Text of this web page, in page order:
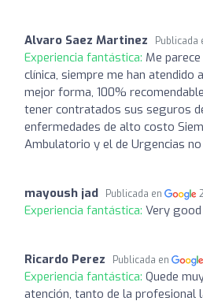
Alvaro Saez Martinez Publicada
Experiencia fantástica: Me
clínica, siempre me han atendido
mejor forma, 100%
tener contratados sus seguros
enfermedades de alto costo
Ambulatorio y el de Urgencias
mayoush jad Publicada en
Experiencia fantástica: Very
Ricardo Perez Publicada en
Experiencia fantástica: Quede
atención, tanto de la profesional